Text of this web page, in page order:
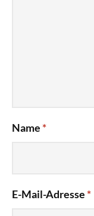
Name *
E-Mail-Adresse *